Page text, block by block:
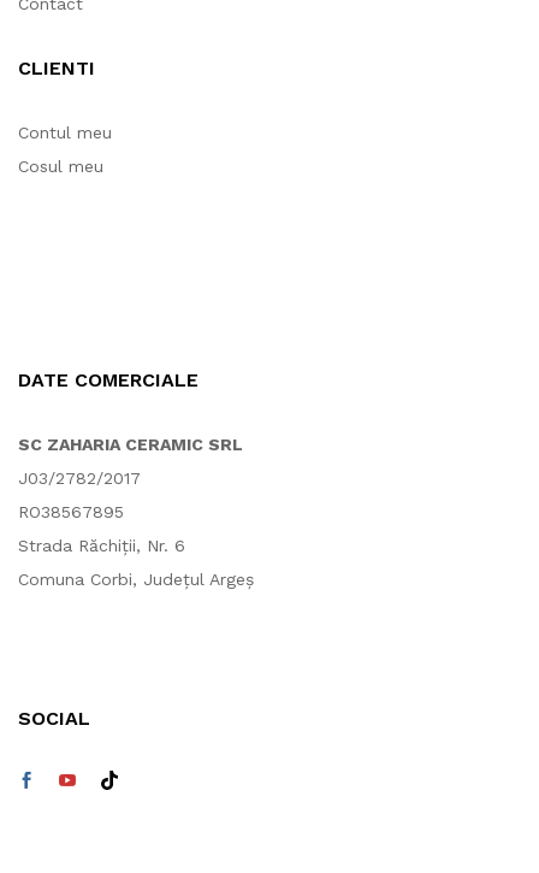
Contact
CLIENTI
Contul meu
Cosul meu
DATE COMERCIALE
SC ZAHARIA CERAMIC SRL
J03/2782/2017
RO38567895
Strada Răchiții, Nr. 6
Comuna Corbi, Județul Argeș
SOCIAL